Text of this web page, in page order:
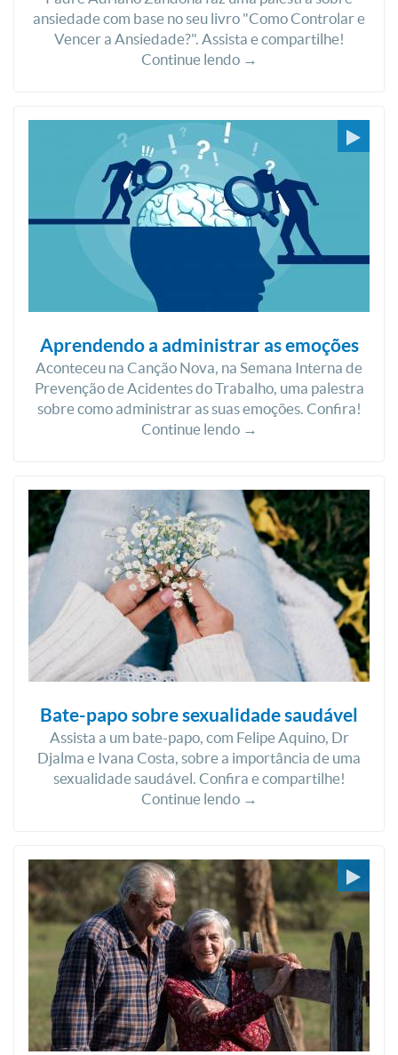
ansiedade com base no seu livro "Como Controlar e
Vencer a Ansiedade?". Assista e compartilhe!
Continue lendo →
Aprendendo a administrar as emoções
Aconteceu na Canção Nova, na Semana Interna de
Prevenção de Acidentes do Trabalho, uma palestra
sobre como administrar as suas emoções. Confira!
Continue lendo →
Bate-papo sobre sexualidade saudável
Assista a um bate-papo, com Felipe Aquino, Dr
Djalma e Ivana Costa, sobre a importância de uma
sexualidade saudável. Confira e compartilhe!
Continue lendo →